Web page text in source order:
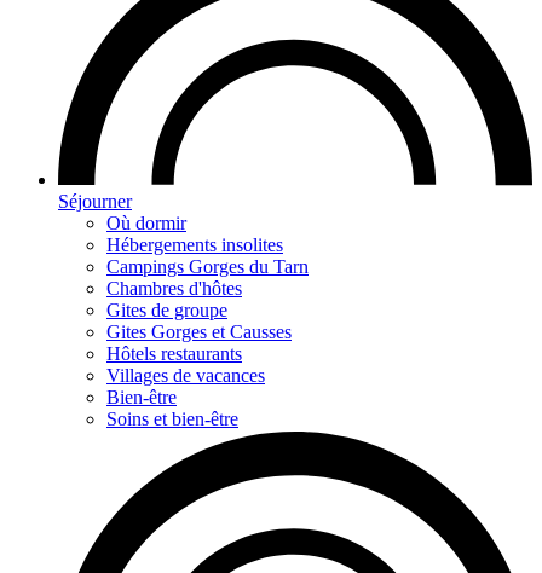
Séjourner
Où dormir
Hébergements insolites
Campings Gorges du Tarn
Chambres d'hôtes
Gites de groupe
Gites Gorges et Causses
Hôtels restaurants
Villages de vacances
Bien-être
Soins et bien-être